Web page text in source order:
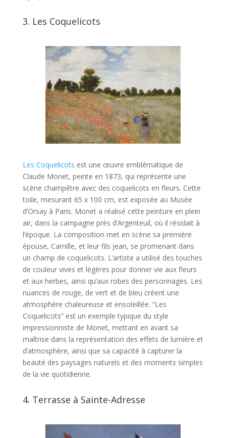
3. Les Coquelicots
Les Coquelicots est une œuvre emblématique de
Claude Monet, peinte en 1873, qui représente une
scène champêtre avec des coquelicots en fleurs. Cette
toile, mesurant 65 x 100 cm, est exposée au Musée
d’Orsay à Paris. Monet a réalisé cette peinture en plein
air, dans la campagne près d’Argenteuil, où il résidait à
l’époque. La composition met en scène sa première
épouse, Camille, et leur fils Jean, se promenant dans
un champ de coquelicots. L’artiste a utilisé des touches
de couleur vives et légères pour donner vie aux fleurs
et aux herbes, ainsi qu’aux robes des personnages. Les
nuances de rouge, de vert et de bleu créent une
atmosphère chaleureuse et ensoleillée. “Les
Coquelicots” est un exemple typique du style
impressionniste de Monet, mettant en avant sa
maîtrise dans la représentation des effets de lumière et
d’atmosphère, ainsi que sa capacité à capturer la
beauté des paysages naturels et des moments simples
de la vie quotidienne.
4. Terrasse à Sainte-Adresse